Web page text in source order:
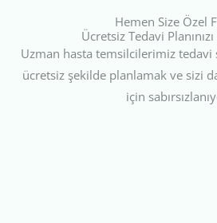
Hemen Size Özel
Ücretsiz Tedavi
Uzman hasta temsilcilerimiz tedavi
ücretsiz şekilde planlamak ve sizi
için